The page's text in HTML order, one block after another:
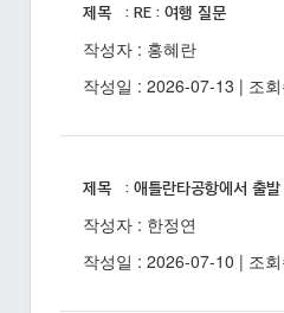
제목 : RE : 여행 질문
작성자 : 홍혜란
작성일 : 2026-07-13 | 조
제목 : 애틀란타공항에서 출발
작성자 : 한정연
작성일 : 2026-07-10 | 조회